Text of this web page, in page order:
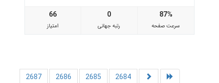
66
امتیاز
0
رتبه جهانی
87%
سرعت صفحه
2684
2685
2686
2687